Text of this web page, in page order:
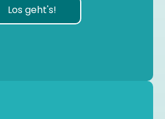
Los geht's!